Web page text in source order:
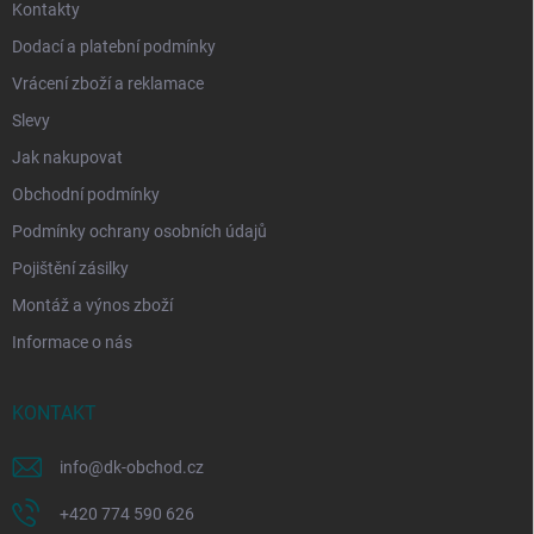
Kontakty
Dodací a platební podmínky
Vrácení zboží a reklamace
Slevy
Jak nakupovat
Obchodní podmínky
Podmínky ochrany osobních údajů
Pojištění zásilky
Montáž a výnos zboží
Informace o nás
KONTAKT
info@dk-obchod.cz
+420 774 590 626